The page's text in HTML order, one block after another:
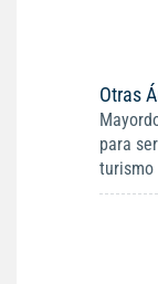
Otras
para
turismo